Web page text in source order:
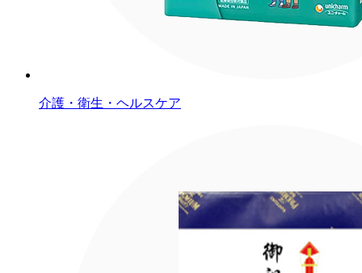
介護・衛生・ヘルスケア